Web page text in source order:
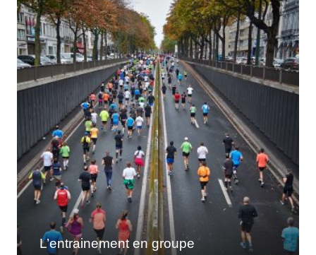
L’entrainement en groupe